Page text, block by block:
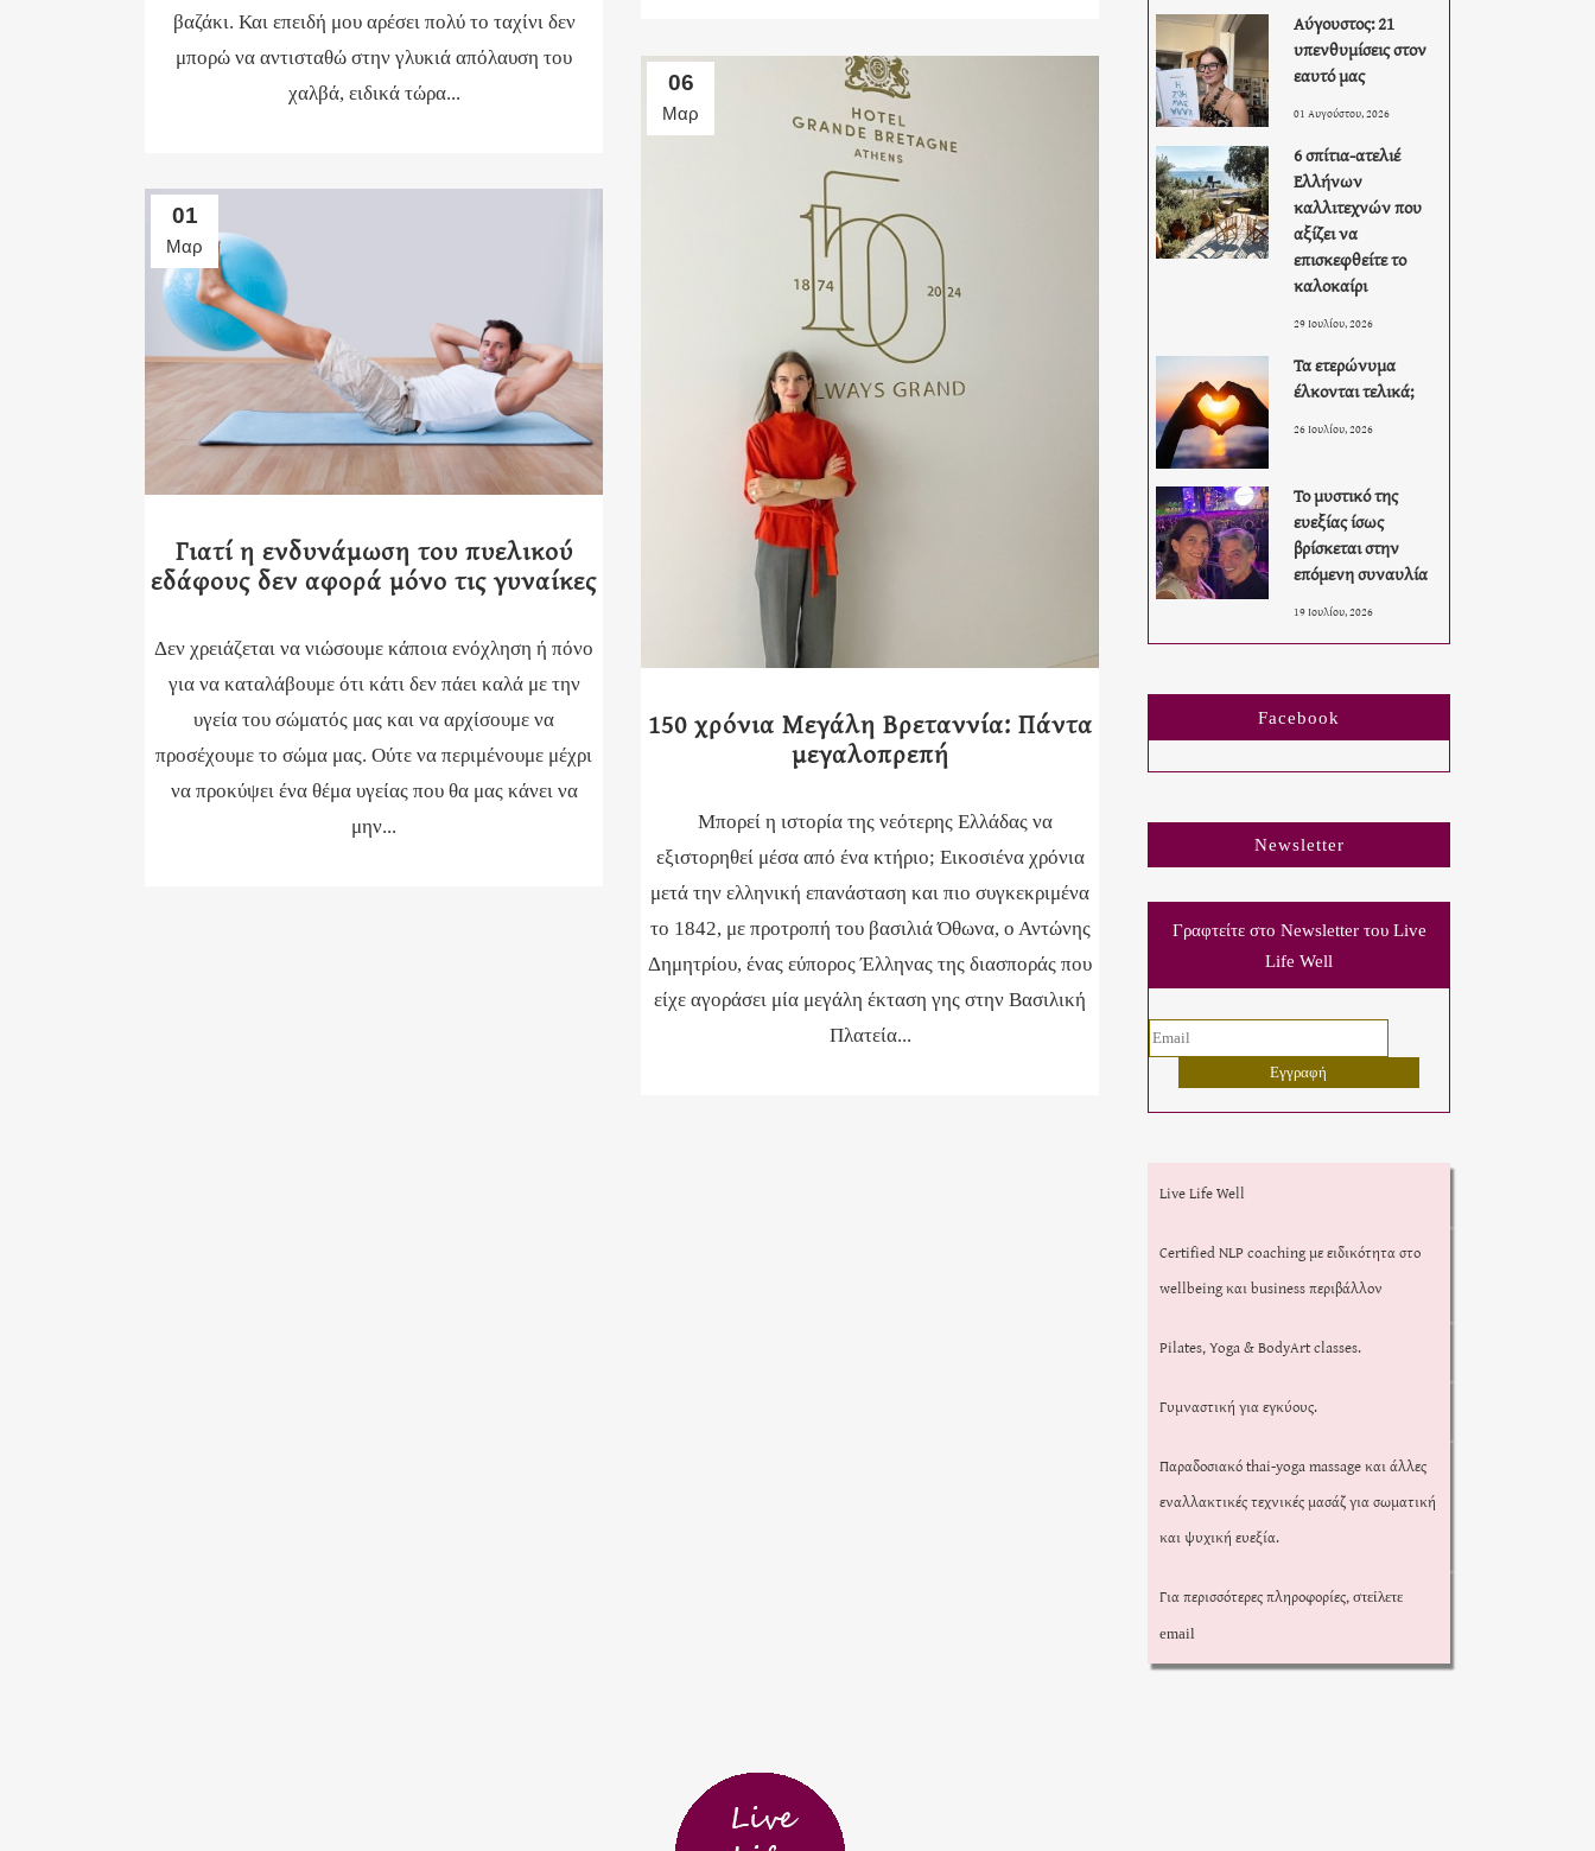
βαζάκι. Και επειδή μου αρέσει πολύ το ταχίνι δεν
μπορώ να αντισταθώ στην γλυκιά απόλαυση του
χαλβά, ειδικά τώρα...
06
Μαρ
150 χρόνια Μεγάλη Βρεταννία: Πάντα
μεγαλοπρεπή
Μπορεί η ιστορία της νεότερης Ελλάδας να
εξιστορηθεί μέσα από ένα κτήριο; Εικοσιένα χρόνια
μετά την ελληνική επανάσταση και πιο συγκεκριμένα
το 1842, με προτροπή του βασιλιά Όθωνα, ο Αντώνης
Δημητρίου, ένας εύπορος Έλληνας της διασποράς που
είχε αγοράσει μία μεγάλη έκταση γης στην Βασιλική
Πλατεία...
01
Μαρ
Γιατί η ενδυνάμωση του πυελικού
εδάφους δεν αφορά μόνο τις γυναίκες
Δεν χρειάζεται να νιώσουμε κάποια ενόχληση ή πόνο
για να καταλάβουμε ότι κάτι δεν πάει καλά με την
υγεία του σώματός μας και να αρχίσουμε να
προσέχουμε το σώμα μας. Ούτε να περιμένουμε μέχρι
να προκύψει ένα θέμα υγείας που θα μας κάνει να
μην...
Αύγουστος: 21
υπενθυμίσεις στον
εαυτό μας
01 Αυγούστου, 2026
6 σπίτια-ατελιέ
Ελλήνων
καλλιτεχνών που
αξίζει να
επισκεφθείτε το
καλοκαίρι
29 Ιουλίου, 2026
Τα ετερώνυμα
έλκονται τελικά;
26 Ιουλίου, 2026
Το μυστικό της
ευεξίας ίσως
βρίσκεται στην
επόμενη συναυλία
19 Ιουλίου, 2026
Facebook
Newsletter
Γραφτείτε στο Newsletter του Live
Life Well
Live Life Well
Certified NLP coaching με ειδικότητα στο
wellbeing και business περιβάλλον
Pilates, Yoga & BodyArt classes.
Γυμναστική για εγκύους.
Παραδοσιακό thai-yoga massage και άλλες
εναλλακτικές τεχνικές μασάζ για σωματική
και ψυχική ευεξία.
Για περισσότερες πληροφορίες, στείλετε
email